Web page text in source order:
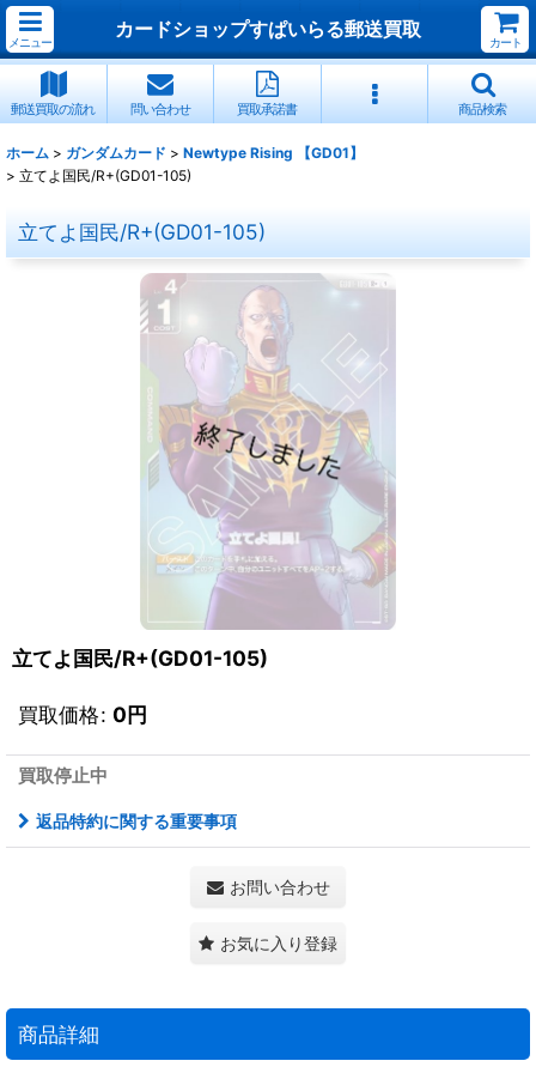
メニュー
カードショップすぱいらる郵送買取
カート
郵送買取の流れ 問い合わせ 買取承諾書 商品検索
ホーム > ガンダムカード > Newtype Rising 【GD01】
> 立てよ国民/R+(GD01-105)
立てよ国民/R+(GD01-105)
立てよ国民/R+(GD01-105)
買取価格: 0円
買取停止中
返品特約に関する重要事項
お問い合わせ
お気に入り登録
商品詳細